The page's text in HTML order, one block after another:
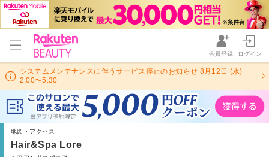
会員登録 ログイン
システムメンテナンスに伴うサービス停止のお知らせ 8月12日 (水)
2:00〜5:30
地図・アクセス
Hair&Spa Lore